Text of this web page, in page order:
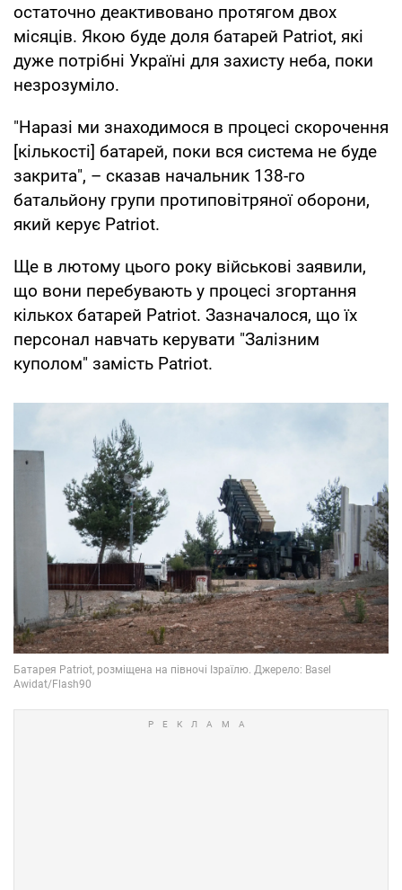
остаточно деактивовано протягом двох
місяців. Якою буде доля батарей Patriot, які
дуже потрібні Україні для захисту неба, поки
незрозуміло.
"Наразі ми знаходимося в процесі скорочення
[кількості] батарей, поки вся система не буде
закрита", – сказав начальник 138-го
батальйону групи протиповітряної оборони,
який керує Patriot.
Ще в лютому цього року військові заявили,
що вони перебувають у процесі згортання
кількох батарей Patriot. Зазначалося, що їх
персонал навчать керувати "Залізним
куполом" замість Patriot.